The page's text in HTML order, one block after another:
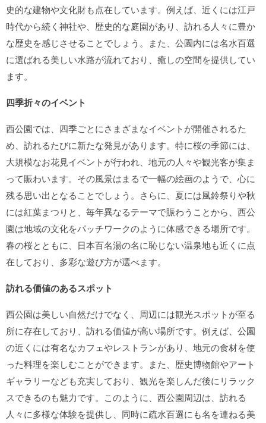
史的な建物や文化財も点在しています。例えば、近くには江戸
時代から続く神社や、歴史的な庭園があり、訪れる人々に豊か
な歴史を感じさせることでしょう。また、公園内には名水百選
に選ばれる美しい水路が流れており、癒しの空間を提供してい
ます。
四季折々のイベント
西公園では、四季ごとにさまざまなイベントが開催されるた
め、訪れるたびに新たな発見があります。特に桜の季節には、
大規模なお花見イベントが行われ、地元の人々や観光客が集ま
って賑わいます。その風景はまるで一幅の絵画のようで、心に
残る思い出となることでしょう。さらに、夏には風鈴祭りや秋
には紅葉まつりと、毎年異なるテーマで賑わうことから、西公
園は地域の文化をパッチワークのように体感できる場所です。
春の桜とともに、日本百名湯の名に恥じない温泉地も近くに点
在しており、多彩な遊び方が選べます。
訪れる価値のあるスポット
西公園は美しい自然だけでなく、周辺には観光スポットが至る
所に存在しており、訪れる価値が高い場所です。例えば、公園
の近くには有名なカフェやレストランがあり、地元の食材を使
った料理を楽しむことができます。また、歴史博物館やアート
ギャラリーなども充実しており、観光を楽しんだ後にリラック
スできるのも魅力です。このように、西公園周辺は、訪れる
人々に多様な体験を提供し、同時に疏水百選にも名を連ねる美